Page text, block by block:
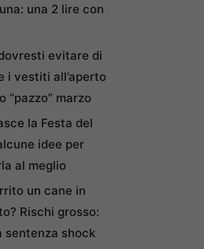
una 2 lire con
evitare di
i vestiti all’aperto
“pazzo” marzo
la Festa del
idee per
al meglio
un cane in
Rischi grosso:
sentenza shock